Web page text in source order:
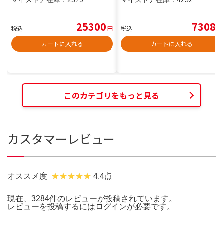
税込 25300円
カートに入れる
税込 7308
カートに入れる
このカテゴリをもっと見る
カスタマーレビュー
オススメ度 4.4点
現在、3284件のレビューが投稿されています。
レビューを投稿するには ログインが必要です。